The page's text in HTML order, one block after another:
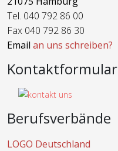
Tel. 040 792 86 00
Fax 040 792 86 30
Email an uns schreiben?
Kontaktformular
Berufsverbände
LOGO Deutschland